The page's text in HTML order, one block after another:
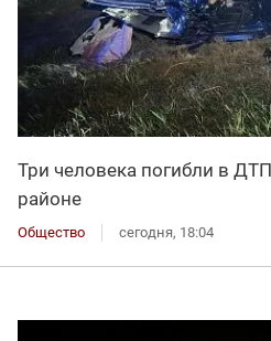
Три человека погибли в
районе
Общество сегодня, 18:04